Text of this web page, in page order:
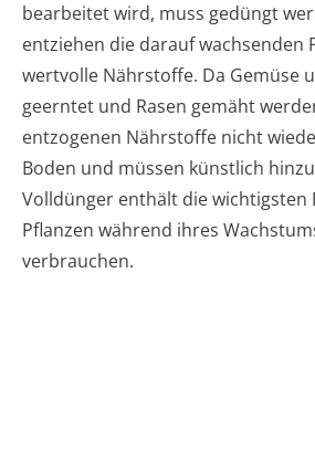
bearbeitet wird, muss gedüngt
entziehen die darauf wachsenden
wertvolle Nährstoffe. Da Gemüse
geerntet und Rasen gemäht
entzogenen Nährstoffe nicht
Boden und müssen künstlich
Volldünger enthält die wichtigsten
Pflanzen während ihres
verbrauchen.